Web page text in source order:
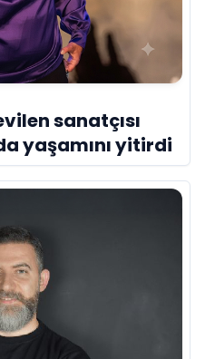
sanatçısı
yaşamını yitirdi